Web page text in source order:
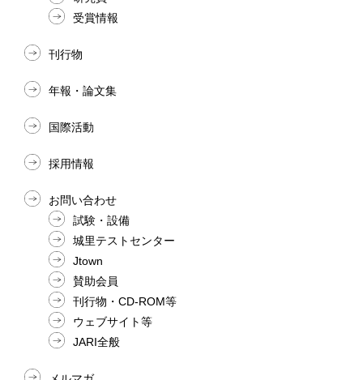
受賞情報
刊行物
年報・論文集
国際活動
採用情報
お問い合わせ
試験・設備
城里テストセンター
Jtown
賛助会員
刊行物・CD-ROM等
ウェブサイト等
JARI全般